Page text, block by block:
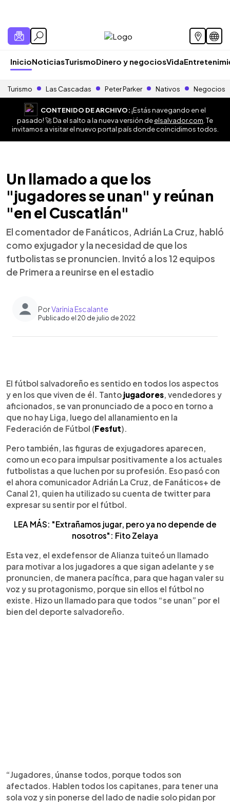
InicioNoticiasTurismoDinero y negociosVida
Turismo Las Cascadas Peter Parker Nativos Negocios
CONTENIDO DE ARCHIVO:¡Estás navegando en el
pasado! 🚀 Da el salto a la nueva versión deelsalvador.com . Te
invitamos a visitar el nuevo portal país donde coincidimos todos.
Un llamado a que los
"jugadores se unan" y reúnan
"en el Cuscatlán"
El comentador de Fanáticos, Adrián La Cruz, habló
como exjugador y la necesidad de que los
futbolistas se pronuncien. Invitó a los 12 equipos
de Primera a reunirse en el estadio
PorVarinia Escalante
Publicado el 20 de julio de 2022
► Escuchar artículo
El fútbol salvadoreño es sentido en todos los aspectos
y en los que viven de él. Tanto jugadores, vendedores y
aficionados, se van pronunciado de a poco en torno a
que no hay Liga, luego del allanamiento en la
Federación de Fútbol (Fesfut).
Pero también, las figuras de exjugadores aparecen,
como un eco para impulsar positivamente a los actuales
futbolistas a que luchen por su profesión. Eso pasó con
el ahora comunicador Adrián La Cruz, de Fanáticos+ de
Canal 21, quien ha utilizado su cuenta de twitter para
expresar su sentir por el fútbol.
LEA MÁS: "Extrañamos jugar, pero ya no depende de
nosotros": Fito Zelaya
Esta vez, el exdefensor de Alianza tuiteó un llamado
para motivar a los jugadores a que sigan adelante y se
pronuncien, de manera pacífica, para que hagan valer su
voz y su protagonismo, porque sin ellos el fútbol no
existe. Hizo un llamado para que todos “se unan” por el
bien del deporte salvadoreño.
“Jugadores, únanse todos, porque todos son
afectados. Hablen todos los capitanes, para tener una
sola voz y sin ponerse del lado de nadie solo pidan por